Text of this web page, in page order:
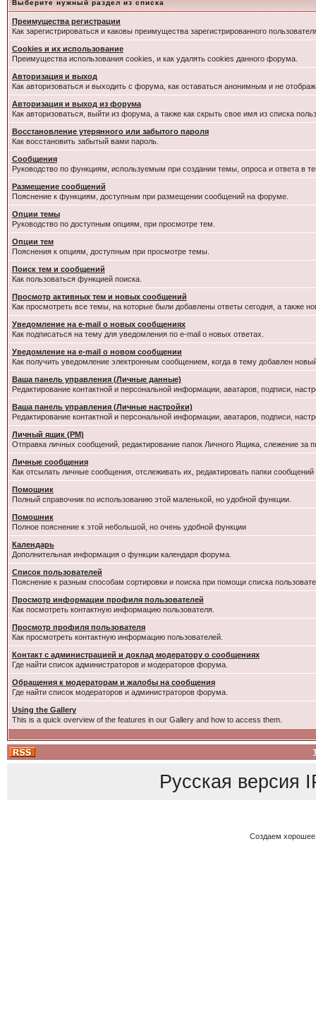
Выберите нужный раздел из списка
Преимущества регистрации
Как зарегистрироваться и каковы преимущества зарегистрированного
Cookies и их использование
Преимущества использования cookies, и как удалять cookies данного форума.
Авторизация и выход
Как авторизоваться и выходить с форума, как оставаться анонимным и не
Авторизация и выход из форума
Как авторизоваться, выйти из форума, а также как скрыть свое имя из списка
Восстановление утерянного или забытого пароля
Как восстановить забытый вами пароль.
Сообщения
Руководство по функциям, используемым при создании темы, опроса и ответа в
Размещение сообщений
Пояснение к функциям, доступным при размещении сообщений на форуме.
Опции темы
Руководство по доступным опциям, при просмотре тем.
Опции тем
Пояснения к опциям, доступным при просмотре темы.
Поиск тем и сообщений
Как пользоваться функцией поиска.
Просмотр активных тем и новых сообщений
Как просмотреть все темы, на которые были добавлены ответы сегодня, а также
Уведомление на e-mail о новых сообщениях
Как подписаться на тему для уведомления по e-mail о новых ответах.
Уведомление на е-mail о новом сообщении
Как получить уведомление электронным сообщением, когда в тему добавлен
Ваша панель управления (Личные данные)
Редактирование контактной и персональной информации, аватаров, подписи,
Ваша панель управления (Личные настройки)
Редактирование контактной и персональной информации, аватаров, подписи,
Личный ящик (PM)
Отправка личных сообщений, редактирование папок Личного Ящика, слежение за
Личные сообщения
Как отсылать личные сообщения, отслеживать их, редактировать папки
Помощник
Полный справочник по использованию этой маленькой, но удобной функции.
Помошник
Полное пояснение к этой небольшой, но очень удобной функции
Календарь
Дополнительная информация о функции календаря форума.
Список пользователей
Пояснение к разным способам сортировки и поиска при помощи списка
Просмотр информации профиля пользователей
Как посмотреть контактную информацию пользователя.
Просмотр профиля пользователя
Как просмотреть контактную информацию пользователей.
Контакт с администрацией и доклад модератору о сообщениях
Где найти список администраторов и модераторов форума.
Обращения к модераторам и жалобы на сообщения
Где найти список модераторов и администраторов форума.
Using the Gallery
This is a quick overview of the features in our Gallery and how to access them.
Русская версия
Создаем